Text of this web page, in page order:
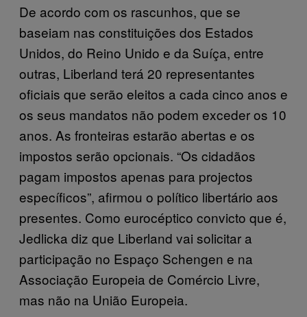
De acordo com os rascunhos, que se
baseiam nas constituições dos Estados
Unidos, do Reino Unido e da Suíça, entre
outras, Liberland terá 20 representantes
oficiais que serão eleitos a cada cinco anos e
os seus mandatos não podem exceder os 10
anos. As fronteiras estarão abertas e os
impostos serão opcionais. “Os cidadãos
pagam impostos apenas para projectos
específicos”, afirmou o político libertário aos
presentes. Como eurocéptico convicto que é,
Jedlicka diz que Liberland vai solicitar a
participação no Espaço Schengen e na
Associação Europeia de Comércio Livre,
mas não na União Europeia.